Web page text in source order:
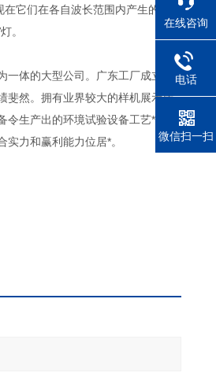
它们在各自波长范围内产生的UV
。
一体的大型公司。广东工厂成立于2
斐然。拥有业界较大的样机展示厅
生产出的环境试验设备工艺*、性
力和赢利能力位居*。
在线咨询
电话
微信扫一扫